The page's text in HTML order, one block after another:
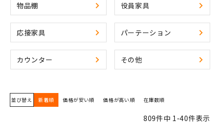
物品棚 役員家具
応接家具 パーテーション
カウンター その他
並び替え 新着順 価格が安い順 価格が高い順 在庫数順
809件中 1-40件表示